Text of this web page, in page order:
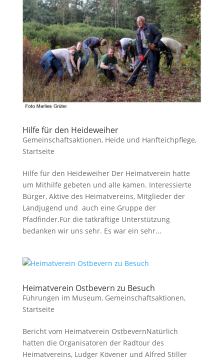
Hilfe für den Heideweiher
Gemeinschaftsaktionen, Heide und Hanfteichpflege,
Startseite
Hilfe für den Heideweiher Der Heimatverein hatte
um Mithilfe gebeten und alle kamen. Interessierte
Bürger, Aktive des Heimatvereins, Mitglieder der
Landjugend und auch eine Gruppe der
Pfadfinder.Für die tatkräftige Unterstützung
bedanken wir uns sehr. Es war ein sehr...
Heimatverein Ostbevern zu Besuch
Führungen im Museum, Gemeinschaftsaktionen,
Startseite
Bericht vom Heimatverein OstbevernNatürlich
hatten die Organisatoren der Radtour des
Heimatvereins, Ludger Kövener und Alfred Stiller